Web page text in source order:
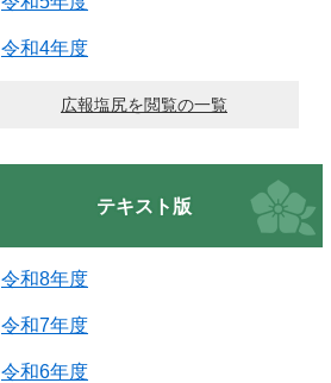
令和4年度
広報塩尻を閲覧の一覧
テキスト版
令和8年度
令和7年度
令和6年度